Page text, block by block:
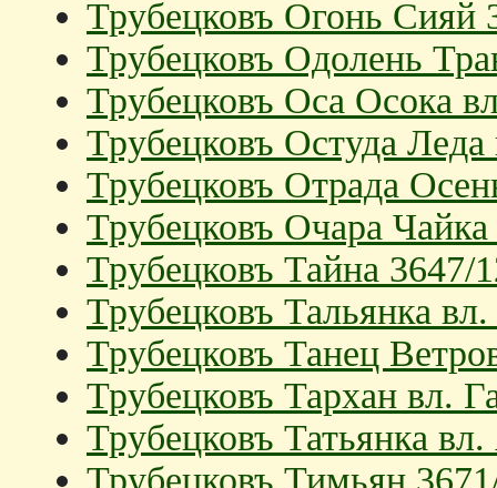
Трубецковъ Огонь
Трубецковъ Одолень
Трубецковъ Оса Осока
Трубецковъ Остуда
Трубецковъ Отрада
Трубецковъ Очара
Трубецковъ Тайна
Трубецковъ Тальянка
Трубецковъ Танец
Трубецковъ Тархан вл.
Трубецковъ Татьянка
Трубецковъ Тимьян